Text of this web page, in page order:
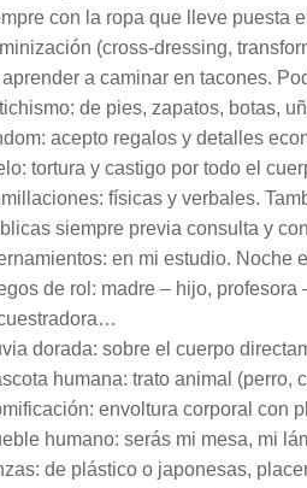
con la ropa que lleve puesta
(cross-dressing,
a caminar en tacones.
de pies, zapatos, botas,
acepto regalos y detalles
tortura y castigo por todo el
físicas y verbales.
siempre previa consulta y
en mi estudio. Noche
de rol: madre – hijo,
dorada: sobre el cuerpo
humana: trato animal (perro,
envoltura corporal con
humano: serás mi mesa, mi
de plástico o japonesas,